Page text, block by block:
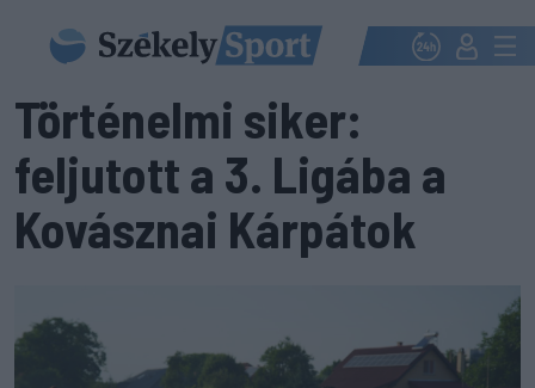
Történelmi siker:
feljutott a 3. Ligába a
Kovásznai Kárpátok